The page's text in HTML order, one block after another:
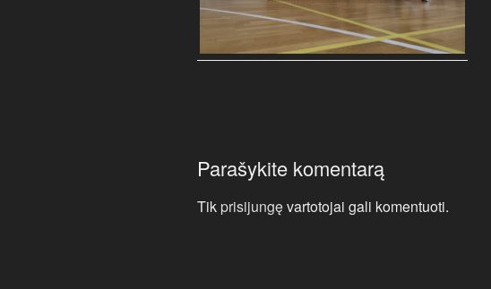
Parašykite komentarą
Tik prisijungęvartotojai gali komentuoti.